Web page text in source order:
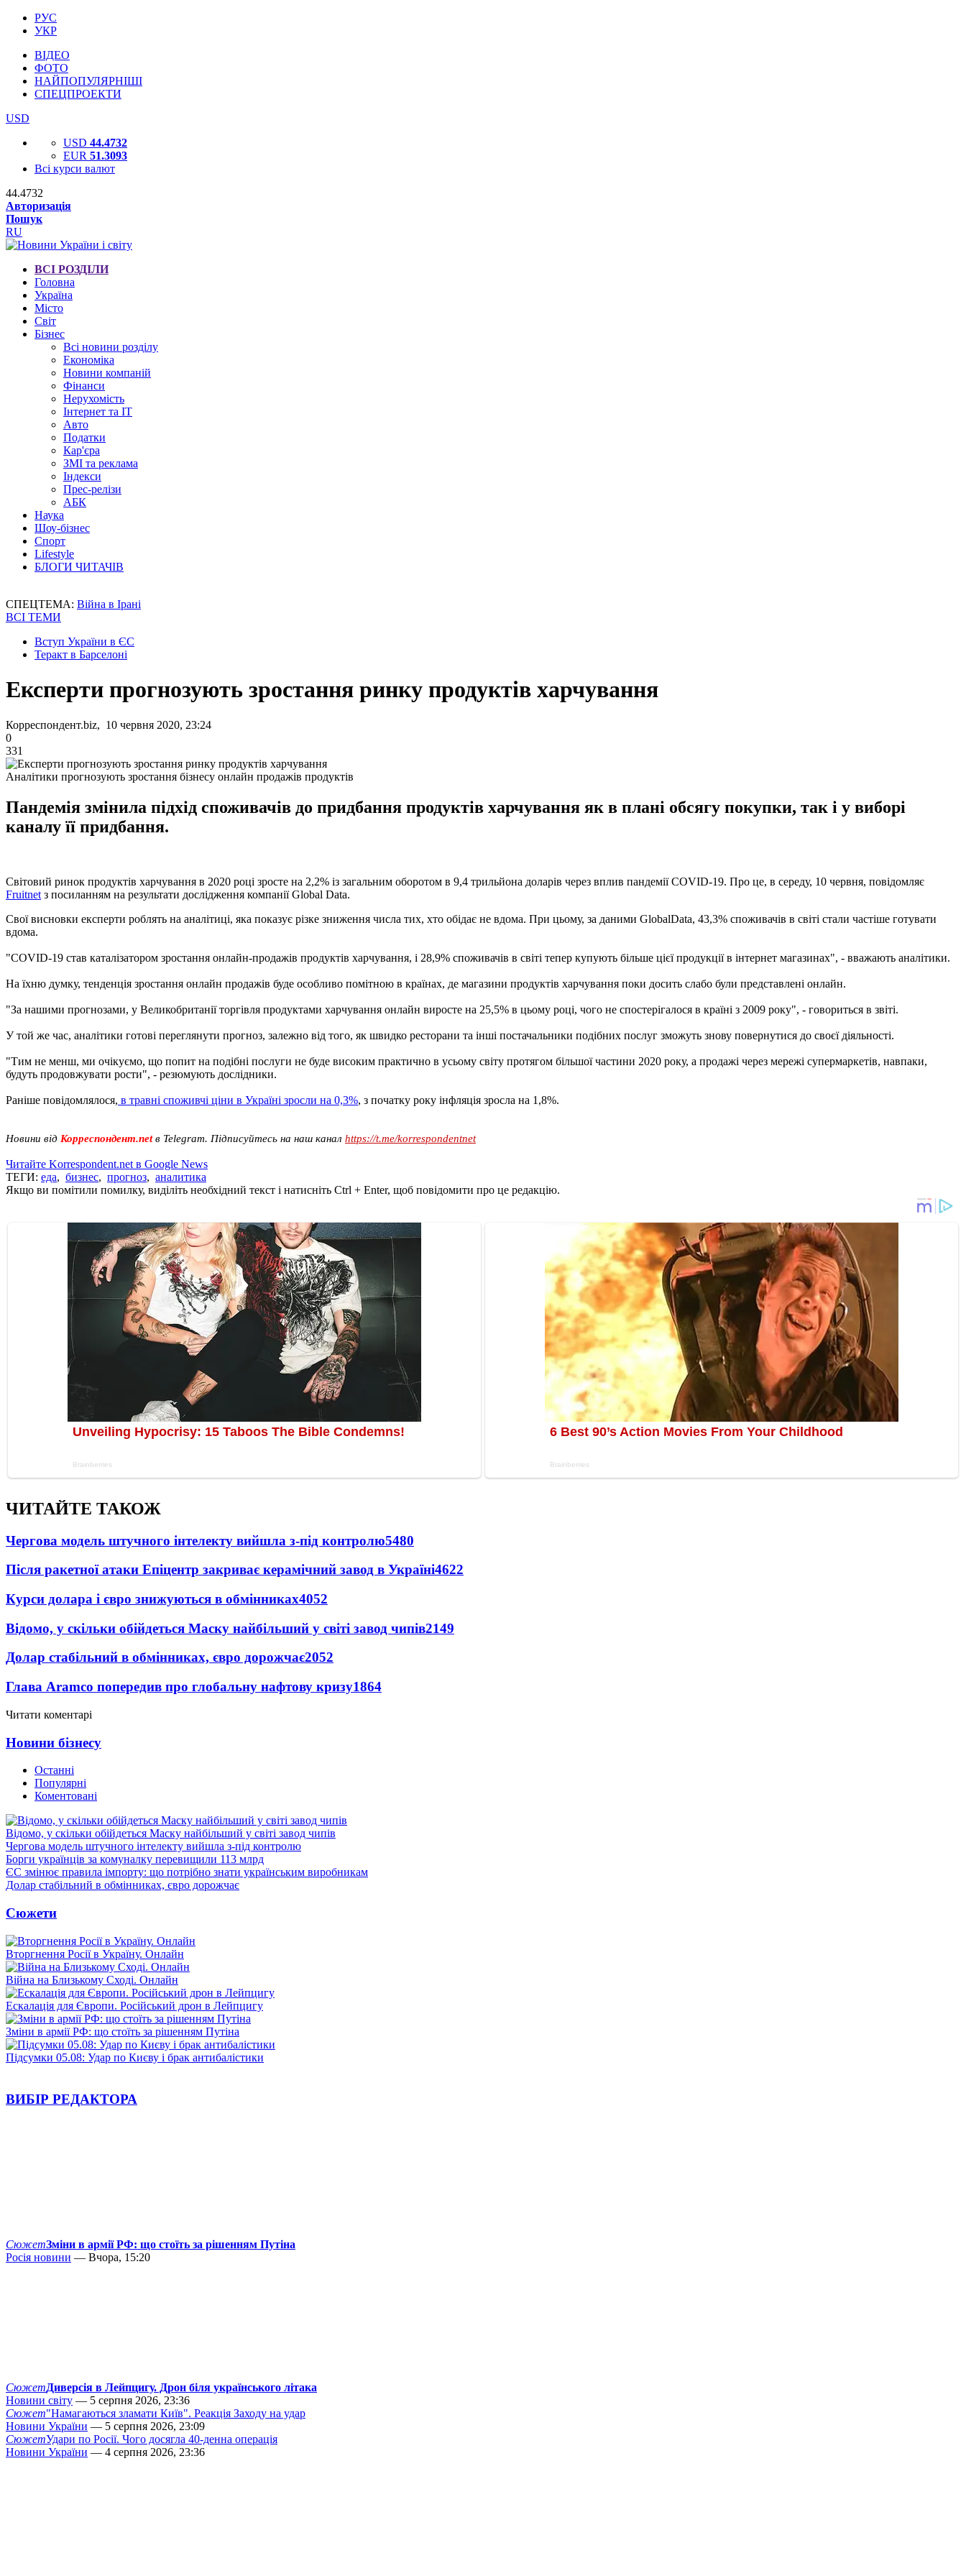
РУС
УКР
ВІДЕО
ФОТО
НАЙПОПУЛЯРНІШІ
СПЕЦПРОЕКТИ
USD
USD 44.4732
EUR 51.3093
Всі курси валют
44.4732
Авторизація
Пошук
RU
ВСІ РОЗДІЛИ
Головна
Україна
Місто
Світ
Бізнес
Всі новини розділу
Економіка
Новини компаній
Фінанси
Нерухомість
Інтернет та IT
Авто
Податки
Кар'єра
ЗМІ та реклама
Індекси
Прес-релізи
АБК
Наука
Шоу-бізнес
Спорт
Lifestyle
БЛОГИ ЧИТАЧІВ
СПЕЦТЕМА: Війна в Ірані
ВСІ ТЕМИ
Вступ України в ЄС
Теракт в Барселоні
Експерти прогнозують зростання ринку продуктів харчування
Корреспондент.biz, 10 червня 2020, 23:24
0
331
Аналітики прогнозують зростання бізнесу онлайн продажів продуктів
Пандемія змінила підхід споживачів до придбання продуктів харчування як в плані обсягу покупки, так і у виборі
каналу її придбання.
Світовий ринок продуктів харчування в 2020 році зросте на 2,2% із загальним оборотом в 9,4 трильйона доларів через вплив пандемії COVID-19. Про це, в середу, 10 червня, повідомляє
Fruitnet з посиланням на результати дослідження компанії Global Data.
Свої висновки експерти роблять на аналітиці, яка показує різке зниження числа тих, хто обідає не вдома. При цьому, за даними GlobalData, 43,3% споживачів в світі стали частіше готувати
вдома.
"COVID-19 став каталізатором зростання онлайн-продажів продуктів харчування, і 28,9% споживачів в світі тепер купують більше цієї продукції в інтернет магазинах", - вважають аналітики.
На їхню думку, тенденція зростання онлайн продажів буде особливо помітною в країнах, де магазини продуктів харчування поки досить слабо були представлені онлайн.
"За нашими прогнозами, у Великобританії торгівля продуктами харчування онлайн виросте на 25,5% в цьому році, чого не спостерігалося в країні з 2009 року", - говориться в звіті.
У той же час, аналітики готові переглянути прогноз, залежно від того, як швидко ресторани та інші постачальники подібних послуг зможуть знову повернутися до своєї діяльності.
"Тим не менш, ми очікуємо, що попит на подібні послуги не буде високим практично в усьому світу протягом більшої частини 2020 року, а продажі через мережі супермаркетів, навпаки,
будуть продовжувати рости", - резюмують дослідники.
Раніше повідомлялося, в травні споживчі ціни в Україні зросли на 0,3%, з початку року інфляція зросла на 1,8%.
Новини від Корреспондент.netв Telegram. Підписуйтесь на наш канал https://t.me/korrespondentnet
Читайте Korrespondent.net в Google News
ТЕГИ: еда, бизнес, прогноз, аналитика
Якщо ви помітили помилку, виділіть необхідний текст і натисніть Ctrl + Enter, щоб повідомити про це редакцію.
ЧИТАЙТЕ ТАКОЖ
Чергова модель штучного інтелекту вийшла з-під контролю5480
Після ракетної атаки Епіцентр закриває керамічний завод в Україні4622
Курси долара і євро знижуються в обмінниках4052
Відомо, у скільки обійдеться Маску найбільший у світі завод чипів2149
Долар стабільний в обмінниках, євро дорожчає2052
Глава Aramco попередив про глобальну нафтову кризу1864
Читати коментарі
Новини бізнесу
Останні
Популярні
Коментовані
Відомо, у скільки обійдеться Маску найбільший у світі завод чипів
Чергова модель штучного інтелекту вийшла з-під контролю
Борги українців за комуналку перевищили 113 млрд
ЄС змінює правила імпорту: що потрібно знати українським виробникам
Долар стабільний в обмінниках, євро дорожчає
Сюжети
Вторгнення Росії в Україну. Онлайн
Війна на Близькому Сході. Онлайн
Ескалація для Європи. Російський дрон в Лейпцигу
Зміни в армії РФ: що стоїть за рішенням Путіна
Підсумки 05.08: Удар по Києву і брак антибалістики
ВИБІР РЕДАКТОРА
СюжетЗміни в армії РФ: що стоїть за рішенням Путіна
Росія новини — Вчора, 15:20
СюжетДиверсія в Лейпцигу. Дрон біля українського літака
Новини світу — 5 серпня 2026, 23:36
Сюжет"Намагаються зламати Київ". Реакція Заходу на удар
Новини України — 5 серпня 2026, 23:09
СюжетУдари по Росії. Чого досягла 40-денна операція
Новини України — 4 серпня 2026, 23:36